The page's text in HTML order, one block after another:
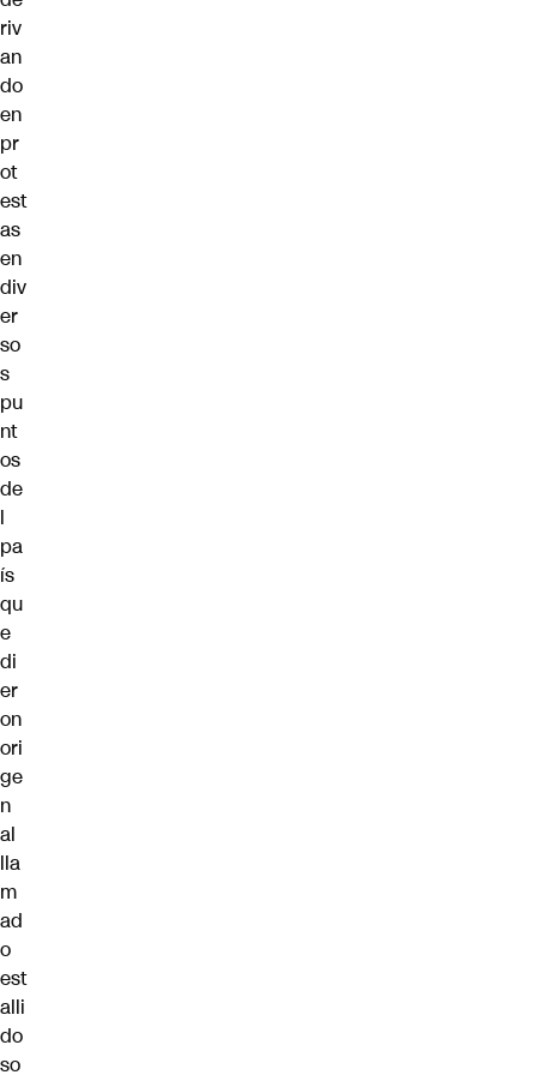
riv
an
do
en
pr
ot
est
as
en
div
er
so
s
pu
nt
os
de
l
pa
ís
qu
e
di
er
on
ori
ge
n
al
lla
m
ad
o
est
alli
do
so